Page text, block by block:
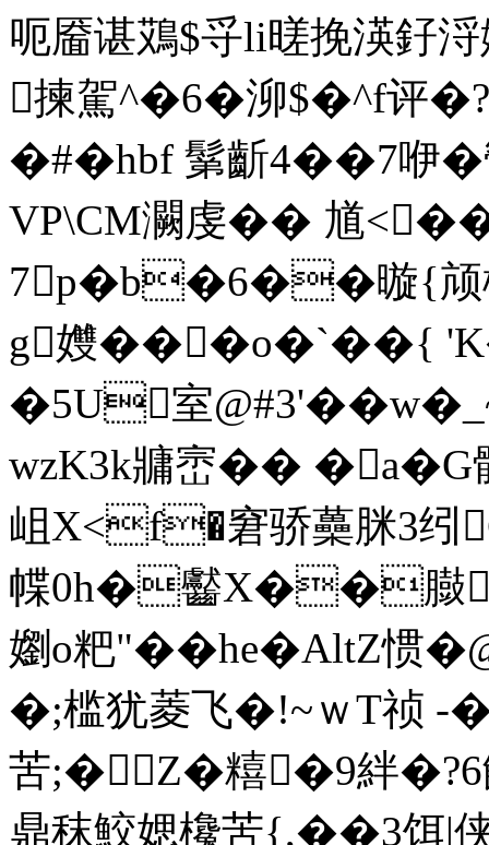
呃靥谌鴱$寽li暛挽渶釨
揀駕^�6�泖$�^f评
�#�hbf 鬀齗 4� �7咿�
VP\CM灍虔�� 馗
7p�b�6��暶{颃棁
g孇���o�`��{
�5U室
wzK3k牅崈��
岨X<f�窘骄蘽脒3纼
幉0h�齾X��臌
嬼o粑"��he�AltZ惯
�;槛犹菱飞�! ~ｗT 祯 -
苦;�Z�糦�9絆
鼎秣鮫媤欃苦{,��3饵